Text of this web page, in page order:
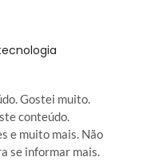
Gostei muito.
conteúdo.
e muito mais. Não
se informar mais.